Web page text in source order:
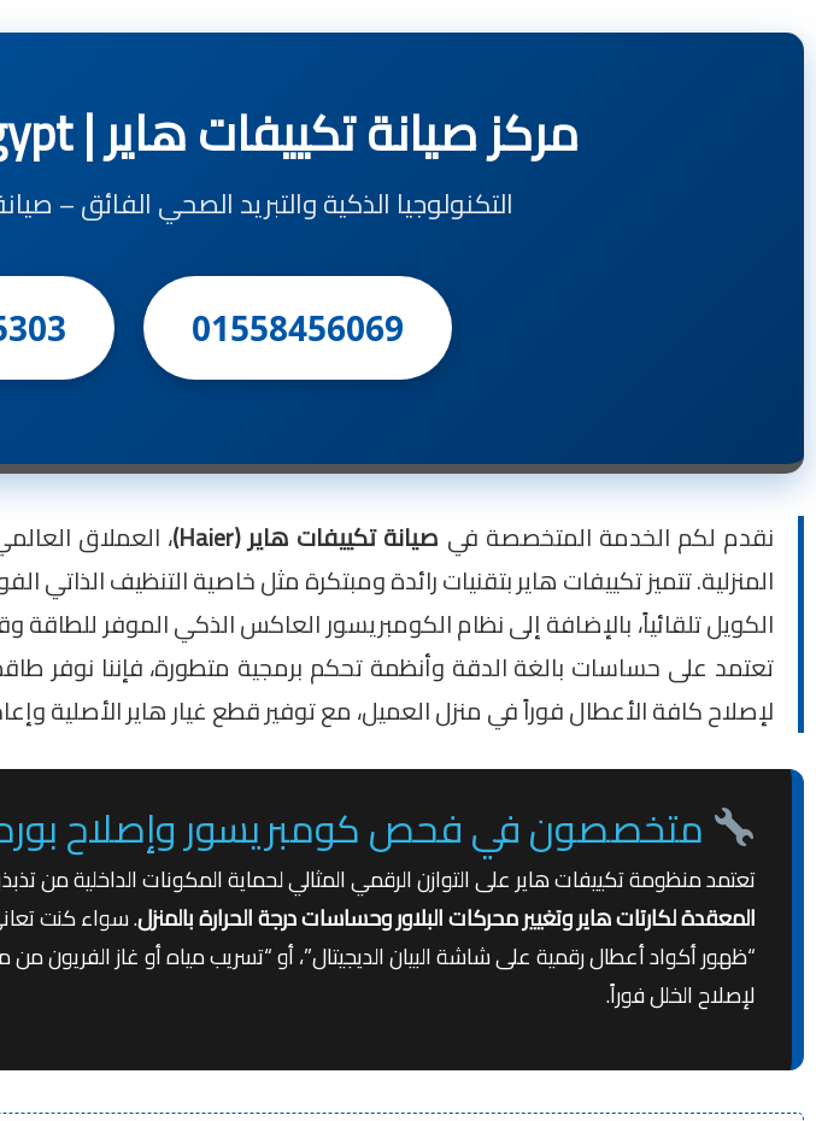
مركز صيانة تكييفات هاير | Haier Service Egypt
التكنولوجيا الذكية والتبريد الصحي الفائق –
01558456069
نقدم لكم الخدمة المتخصصة في صيانة تكييفات هاير (Haier)
، العملاق
الكويل تلقائياً، بالإضافة إلى نظام الكومبريسور العاكس الذكي الموفر للطاقة
تعتمد على حساسات بالغة الدقة وأنظمة تحكم برمجية متطورة، فإننا نوفر
لإصلاح كافة الأعطال فوراً في منزل العميل، مع توفير قطع غيار هاير الأصلية
متخصصون في فحص كومبريسور وإصلاح
تعتمد منظومة تكييفات هاير على التوازن الرقمي المثالي لحماية المكونات الداخلية من
المعقدة لكارتات هاير وتغيير محركات البلاور وحساسات درجة الحرارة بالمنزل. سواء كنت
“ظهور أكواد أعطال رقمية على شاشة البيان الديجيتال”، أو “تسريب مياه أو غاز الفريون من
لإصلاح الخلل فوراً.